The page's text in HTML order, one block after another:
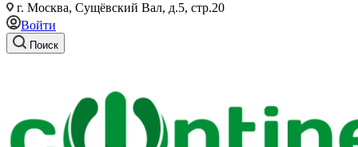
г. Москва, Сущёвский Вал, д.5, стр.20
Войти
Поиск